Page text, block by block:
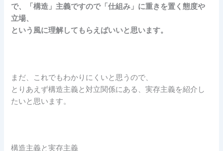
で、「構造」主義ですので「仕組み」に重きを置く態度や
立場、
という風に理解してもらえばいいと思います。
まだ、これでもわかりにくいと思うので、
とりあえず構造主義と対立関係にある、実存主義を紹介し
たいと思います。
構造主義と実存主義